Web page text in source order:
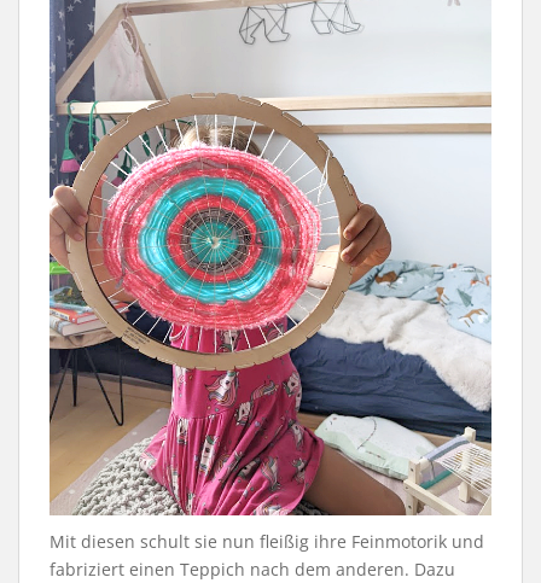
Mit diesen schult sie nun fleißig ihre Feinmotorik und
fabriziert einen Teppich nach dem anderen. Dazu